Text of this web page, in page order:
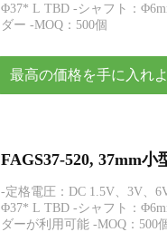
Φ37* L TBD -シャフト：
ダー -MOQ：500個
最高の価格を手に入れ
FAGS37-520, 37mm
-定格電圧：DC 1.5V、3V、
Φ37* L TBD -シャフト：
ダーが利用可能 -MOQ：500